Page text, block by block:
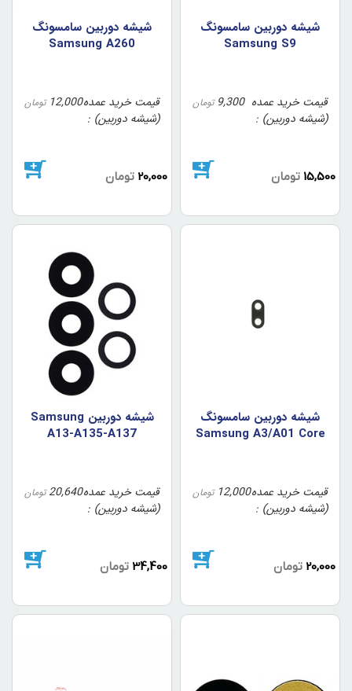
شيشه دوربين سامسونگ
Samsung S9
قیمت خرید عمده
(شیشه دوربین)
9,300 تومان
15,500 تومان
شيشه دوربين سامسونگ
Samsung A260
قیمت خرید عمده
(شیشه دوربین)
12,000 تومان
20,000 تومان
شيشه دوربين سامسونگ
Samsung A3/A01 Core
قیمت خرید عمده
(شیشه دوربین)
12,000 تومان
20,000 تومان
شيشه دوربين Samsung
A13-A135-A137
قیمت خرید عمده
(شیشه دوربین)
20,640 تومان
34,400 تومان